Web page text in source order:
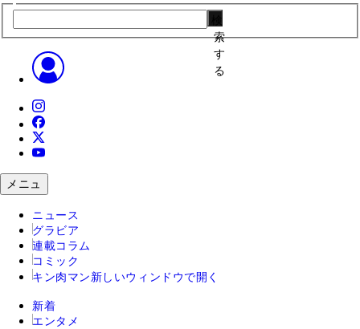
索
す
る
メニュ
ニュース
グラビア
連載コラム
コミック
キン肉マン 新しいウィンドウで開く
新着
エンタメ